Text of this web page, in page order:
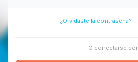
¿Olvidaste la contraseña? -
O conectarse